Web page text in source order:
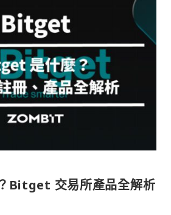
Bitget 交易所產品全解析